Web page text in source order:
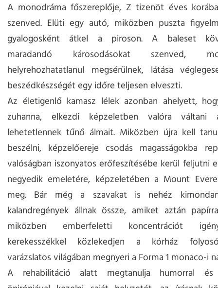
A monodráma főszereplője, Z tizenöt éves
szenved. Elüti egy autó, miközben puszta
gyalogosként átkel a piroson. A baleset
maradandó károsodásokat szenved,
helyrehozhatatlanul megsérülnek, látása
beszédkészségét egy időre teljesen elveszti.
Az életigenlő kamasz lélek azonban ahelyett,
zuhanna, elkezdi képzeletben valóra váltani
lehetetlennek tűnő álmait. Miközben újra kell
beszélni, képzelőereje csodás magasságokba
valóságban iszonyatos erőfeszítésébe kerül feljutni
negyedik emeletére, képzeletében a Mount
meg. Bár még a szavakat is nehéz
kalandregények állnak össze, amiket aztán
miközben emberfeletti koncentrációt
kerekesszékkel közlekedjen a kórház
varázslatos világában megnyeri a Forma 1 monaco-i
A rehabilitáció alatt megtanulja humorral és